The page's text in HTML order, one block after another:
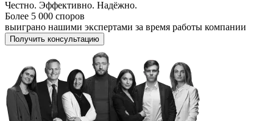
Честно. Эффективно. Надёжно.
Более 5 000 споров
выиграно нашими экспертами за время работы компании
Получить консультацию